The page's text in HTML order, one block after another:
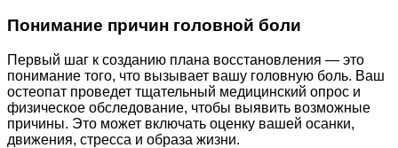
Понимание причин головной боли
Первый шаг к созданию плана восстановления — это
понимание того, что вызывает вашу головную боль. Ваш
остеопат проведет тщательный медицинский опрос и
физическое обследование, чтобы выявить возможные
причины. Это может включать оценку вашей осанки,
движения, стресса и образа жизни.